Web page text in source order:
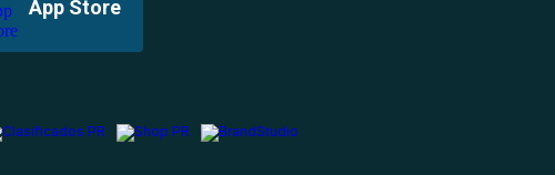
App Store